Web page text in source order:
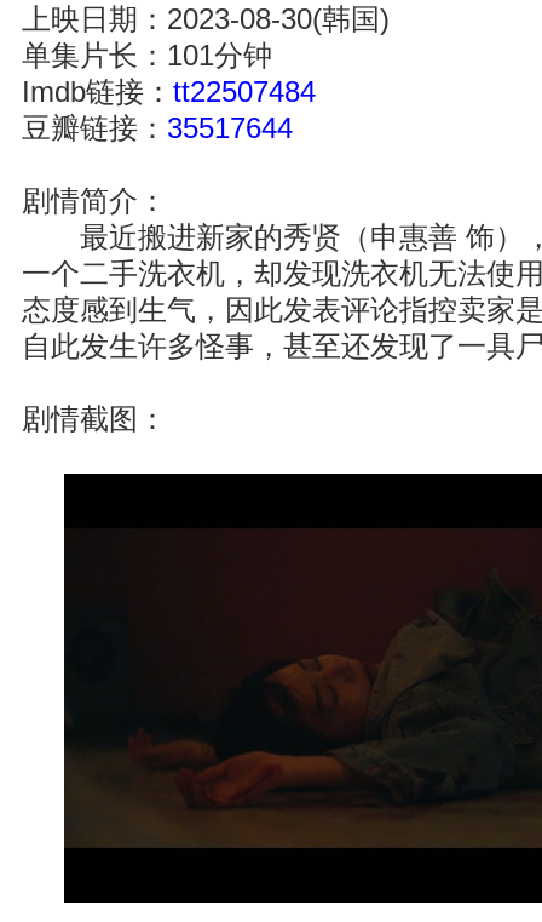
上映日期：2023-08-30(韩国)
单集片长：101分钟
Imdb链接： tt22507484
豆瓣链接： 35517644
剧情简介：
最近搬进新家的秀贤（申惠善 饰）
一个二手洗衣机，却发现洗衣机无法使
态度感到生气，因此发表评论指控卖家
自此发生许多怪事，甚至还发现了一
剧情截图：